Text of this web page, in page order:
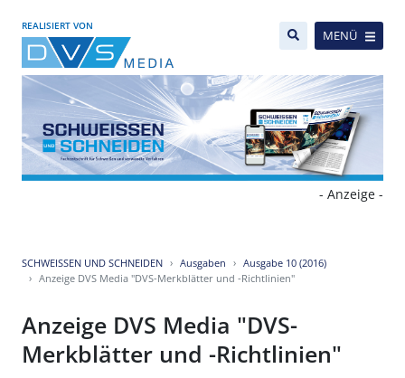
REALISIERT VON
MENÜ
- Anzeige -
SCHWEISSEN UND SCHNEIDEN Ausgaben
Ausgabe 10 (2016)
Anzeige DVS Media "DVS-Merkblätter und -Richtlinien"
Anzeige DVS Media "DVS-
Merkblätter und -Richtlinien"